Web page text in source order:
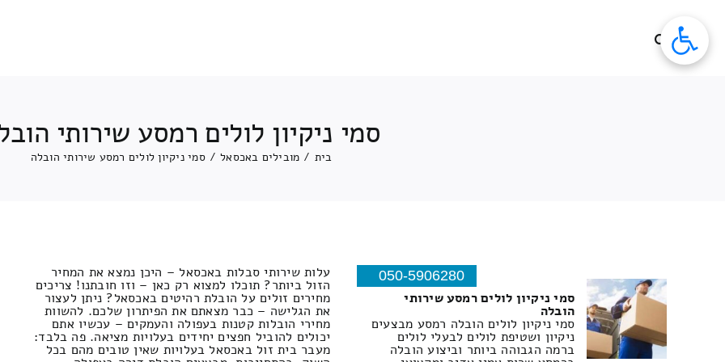
סמי ניקיון לולים רמסע שירותי
בית / מובילים באכסאל / סמי ניקיון לולים רמסע שירותי הובלה
050-5906280
סמי ניקיון לולים רמסע שירותי
הובלה
סמי ניקיון לולים הובלה רמסע מבצעים
ניקיון ושטיפת לולים לבעלי לולים
ברמה הגבוהה ביותר וביצוע הובלה
עלות שירותי סבלות באכסאל – היכן נמצא את המחיר
הזול ביותר? תוכלו למצוא רק כאן – וזו חובתנו! צריכים
מחירים זולים על הובלת רהיטים באכסאל? ניתן לעצור
את הגלישה – כבר מצאתם את הפיתרון שלכם. להשוות
מחירי הובלות קטנות בעפולה והעמקים – עכשיו אתם
יכולים להוביל חפצים יחידים בעלויות מציאה. פה בלבד:
מעבר בית זול באכסאל בעלויות שאין טובים מהם בכל